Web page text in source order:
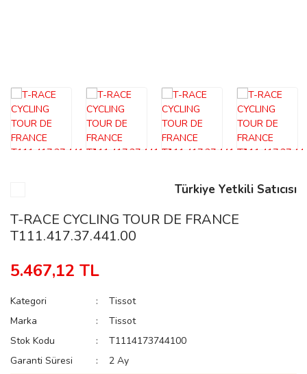
Türkiye Yetkili Satıcısı
T-RACE CYCLING TOUR DE FRANCE
T111.417.37.441.00
5.467,12 TL
Kategori
Tissot
Marka
Tissot
Stok Kodu
T1114173744100
Garanti Süresi
2 Ay